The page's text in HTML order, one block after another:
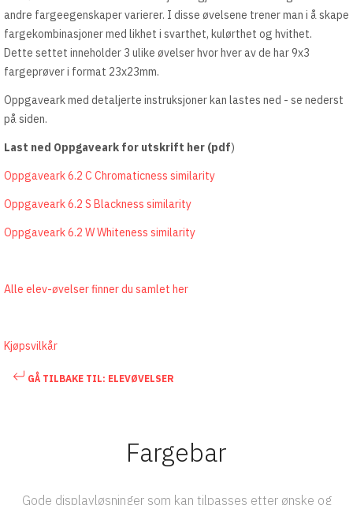
andre fargeegenskaper varierer. I disse øvelsene trener man i å skape
fargekombinasjoner med likhet i svarthet, kulørthet og hvithet.
Dette settet inneholder 3 ulike øvelser hvor hver av de har 9x3
fargeprøver i format 23x23mm.
Oppgaveark med detaljerte instruksjoner kan lastes ned - se nederst
på siden.
Last ned Oppgaveark for utskrift her (pdf)
Oppgaveark 6.2 C Chromaticness similarity
Oppgaveark 6.2 S Blackness similarity
Oppgaveark 6.2 W Whiteness similarity
Alle elev-øvelser finner du samlet her
Kjøpsvilkår
GÅ TILBAKE TIL: ELEVØVELSER
Fargebar
Gode displayløsninger som kan tilpasses etter ønske og